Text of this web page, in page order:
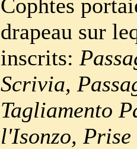
Cophtes
drapeau sur
inscrits:
Scrivia,
Tagliamento
l'Isonzo,